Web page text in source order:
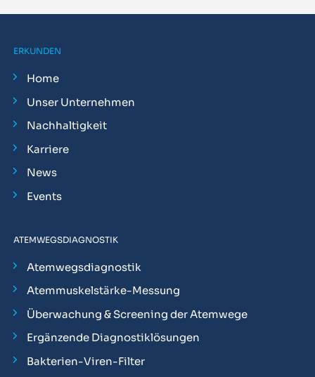
ERKUNDEN
Home
Unser Unternehmen
Nachhaltigkeit
Karriere
News
Events
ATEMWEGSDIAGNOSTIK
Atemwegsdiagnostik
Atemmuskelstärke-Messung
Überwachung & Screening der Atemwege
Ergänzende Diagnostiklösungen
Bakterien-Viren-Filter